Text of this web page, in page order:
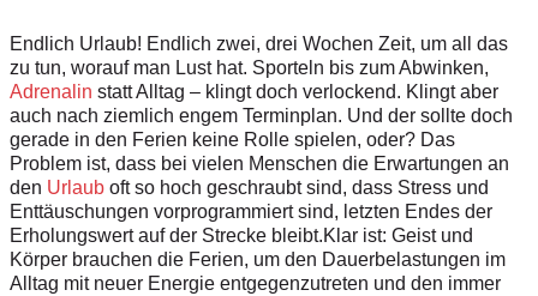
Endlich Urlaub! Endlich zwei, drei Wochen Zeit, um all das
zu tun, worauf man Lust hat. Sporteln bis zum Abwinken,
Adrenalin statt Alltag – klingt doch verlockend. Klingt aber
auch nach ziemlich engem Terminplan. Und der sollte doch
gerade in den Ferien keine Rolle spielen, oder? Das
Problem ist, dass bei vielen Menschen die Erwartungen an
den Urlaub oft so hoch geschraubt sind, dass Stress und
Enttäuschungen vorprogrammiert sind, letzten Endes der
Erholungswert auf der Strecke bleibt.Klar ist: Geist und
Körper brauchen die Ferien, um den Dauerbelastungen im
Alltag mit neuer Energie entgegenzutreten und den immer